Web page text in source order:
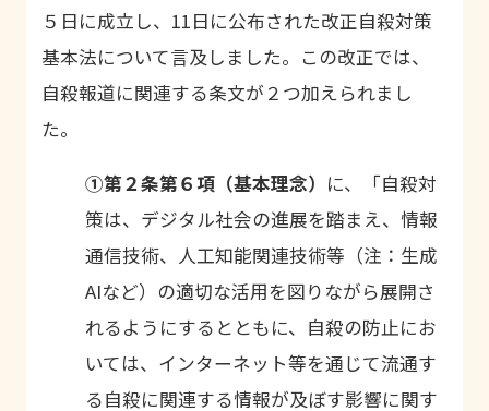
５日に成立し、11日に公布された改正自殺対策
基本法について言及しました。この改正では、
自殺報道に関連する条文が２つ加えられまし
た。
①第２条第６項（基本理念） に、「自殺対
策は、デジタル社会の進展を踏まえ、情報
通信技術、人工知能関連技術等（注：生成
AIなど）の適切な活用を図りながら展開さ
れるようにするとともに、自殺の防止にお
いては、インターネット等を通じて流通す
る自殺に関連する情報が及ぼす影響に関す